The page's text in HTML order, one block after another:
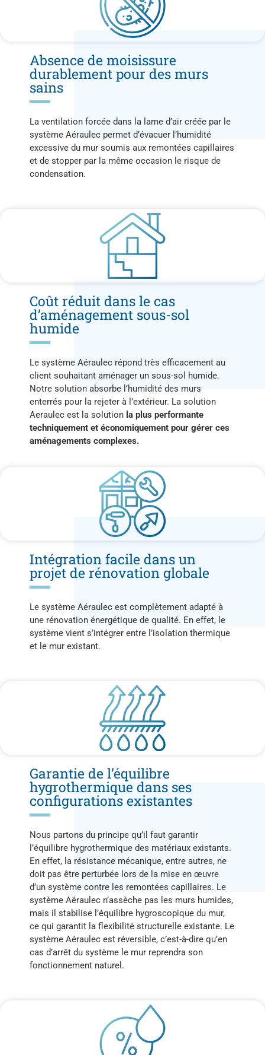
Absence de moisissure
durablement pour des murs
sains
La ventilation forcée dans la lame d’air créée par le
système Aéraulec permet d’évacuer l’humidité
excessive du mur soumis aux remontées capillaires
et de stopper par la même occasion le risque de
condensation.
Coût réduit dans le cas
d’aménagement sous-sol
humide
Le système Aéraulec répond très efficacement au
client souhaitant aménager un sous-sol humide.
Notre solution absorbe l’humidité des murs
enterrés pour la rejeter à l’extérieur. La solution
Aeraulec est la solution la plus performante
techniquement et économiquement pour gérer ces
aménagements complexes.
Intégration facile dans un
projet de rénovation globale
Le système Aéraulec est complètement adapté à
une rénovation énergétique de qualité. En effet, le
système vient s’intégrer entre l’isolation thermique
et le mur existant.
Garantie de l’équilibre
hygrothermique dans ses
configurations existantes
Nous partons du principe qu’il faut garantir
l’équilibre hygrothermique des matériaux existants.
En effet, la résistance mécanique, entre autres, ne
doit pas être perturbée lors de la mise en œuvre
d’un système contre les remontées capillaires. Le
système Aéraulec n’assèche pas les murs humides,
mais il stabilise l’équilibre hygroscopique du mur,
ce qui garantit la flexibilité structurelle existante. Le
système Aéraulec est réversible, c’est-à-dire qu’en
cas d’arrêt du système le mur reprendra son
fonctionnement naturel.